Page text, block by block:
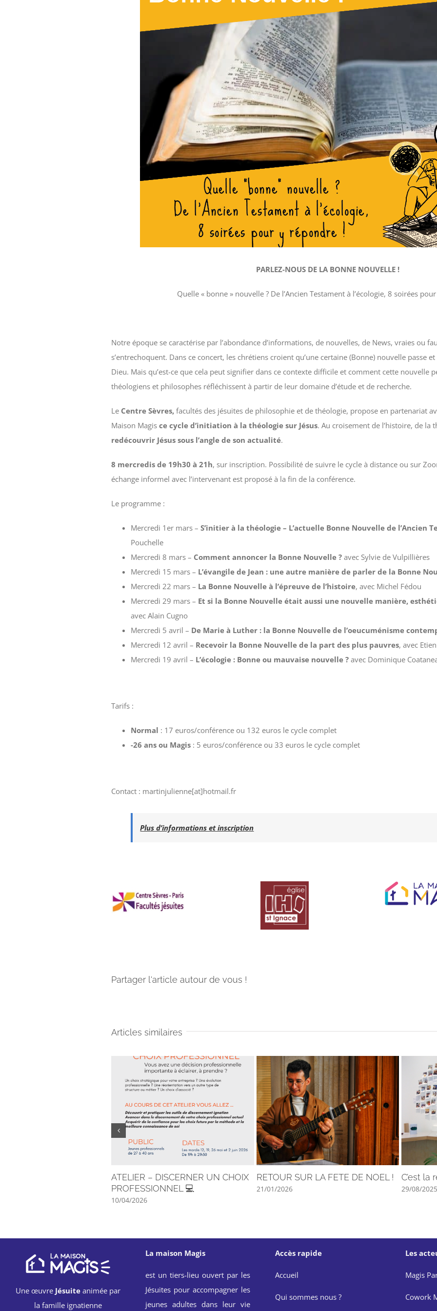
PARLEZ-NOUS DE LA BONNE NOUVELLE !
Quelle « bonne » nouvelle ? De l’Ancien Testament à l’écologie, 8 soirées
Notre époque se caractérise par l’abondance d’informations, de nouvelles, de News, vraies ou
s’entrechoquent. Dans ce concert, les chrétiens croient qu’une certaine (Bonne) nouvelle passe
Dieu. Mais qu’est-ce que cela peut signifier dans ce contexte difficile et comment cette nouvelle
théologiens et philosophes réfléchissent à partir de leur domaine d’étude et de recherche.
Le Centre Sèvres,facultés des jésuites de philosophie et de théologie, propose en partenariat
Maison Magisce cycle d’initiation à la théologie sur Jésus. Au croisement de l’histoire, de la
redécouvrir Jésus sous l’angle de son actualité.
8 mercredis de 19h30 à 21h, sur inscription. Possibilité de suivre le cycle à distance ou sur
échange informel avec l’intervenant est proposé à la fin de la conférence.
Le programme :
Mercredi 1er mars –S’initier à la théologie – L’actuelle Bonne Nouvelle de l’Ancien
Pouchelle
Mercredi 8 mars – Comment annoncer la Bonne Nouvelle ? avec Sylvie de Vulpillières
Mercredi 15 mars – L’évangile de Jean : une autre manière de parler de la Bonne
Mercredi 22 mars – La Bonne Nouvelle à l’épreuve de l’histoire, avec Michel Fédou
Mercredi 29 mars – Et si la Bonne Nouvelle était aussi une nouvelle manière,
avec Alain Cugno
Mercredi 5 avril – De Marie à Luther : la Bonne Nouvelle de l’oeucuménisme
Mercredi 12 avril – Recevoir la Bonne Nouvelle de la part des plus pauvres, avec
Mercredi 19 avril – L’écologie : Bonne ou mauvaise nouvelle ? avec Dominique
Tarifs :
Normal : 17 euros/conférence ou 132 euros le cycle complet
-26 ans ou Magis : 5 euros/conférence ou 33 euros le cycle complet
Contact : martinjulienne[at]hotmail.fr
Plus d’informations et inscription
Partager l'article autour de vous !
Articles similaires
ATELIER – DISCERNER UN CHOIX
PROFESSIONNEL 💻
10/04/2026
RETOUR SUR LA FETE DE NOEL !
21/01/2026
C’est la
29/08/
Une œuvre Jésuiteanimée par
la famille ignatienne
La maison Magis
est un tiers-lieu ouvert par les
Jésuites pour accompagner les
jeunes adultes dans leur vie
Accès rapide
Accueil
Qui sommes nous ?
Les
Magis
Cowork